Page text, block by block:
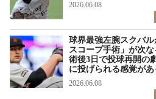
2026.06.08
球界最強左腕スクバ
スコープ手術」が次
術後3日で投球再開の
に投げられる感覚があ
2026.06.08